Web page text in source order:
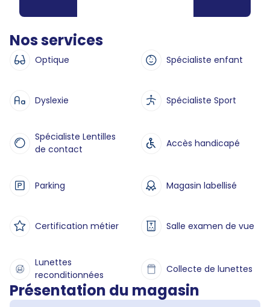
Nos services
Optique Spécialiste enfant
Dyslexie Spécialiste Sport
Spécialiste Lentilles
de contact
Accès handicapé
Parking Magasin labellisé
Certification métier Salle examen de vue
Lunettes
reconditionnées
Collecte de lunettes
Présentation du magasin